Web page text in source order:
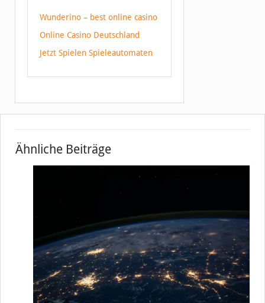
Wunderino – best online casino
Online Casino Deutschland
Jetzt Spielen Spieleautomaten
Ähnliche Beiträge